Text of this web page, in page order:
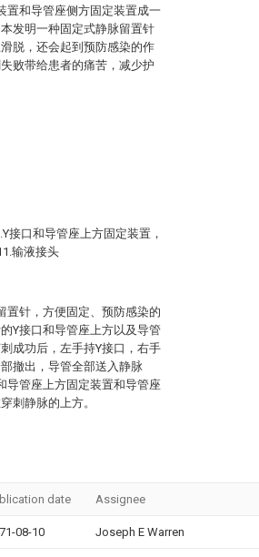
置和导管座侧方固定装置成一
发明一种固定式静脉留置针
脱，还会起到预防感染的作
败带给患者的痛苦，减少护
接口和导管座上方固定装置，
输液接头
置针，方便固定、预防感染的
Y接口和导管座上方以及导管
成功后，左手持Y接口，右手
撤出，导管全部送入静脉
导管座上方固定装置和导管座
刺静脉的上方。
date Assignee
08-10 Joseph E Warren